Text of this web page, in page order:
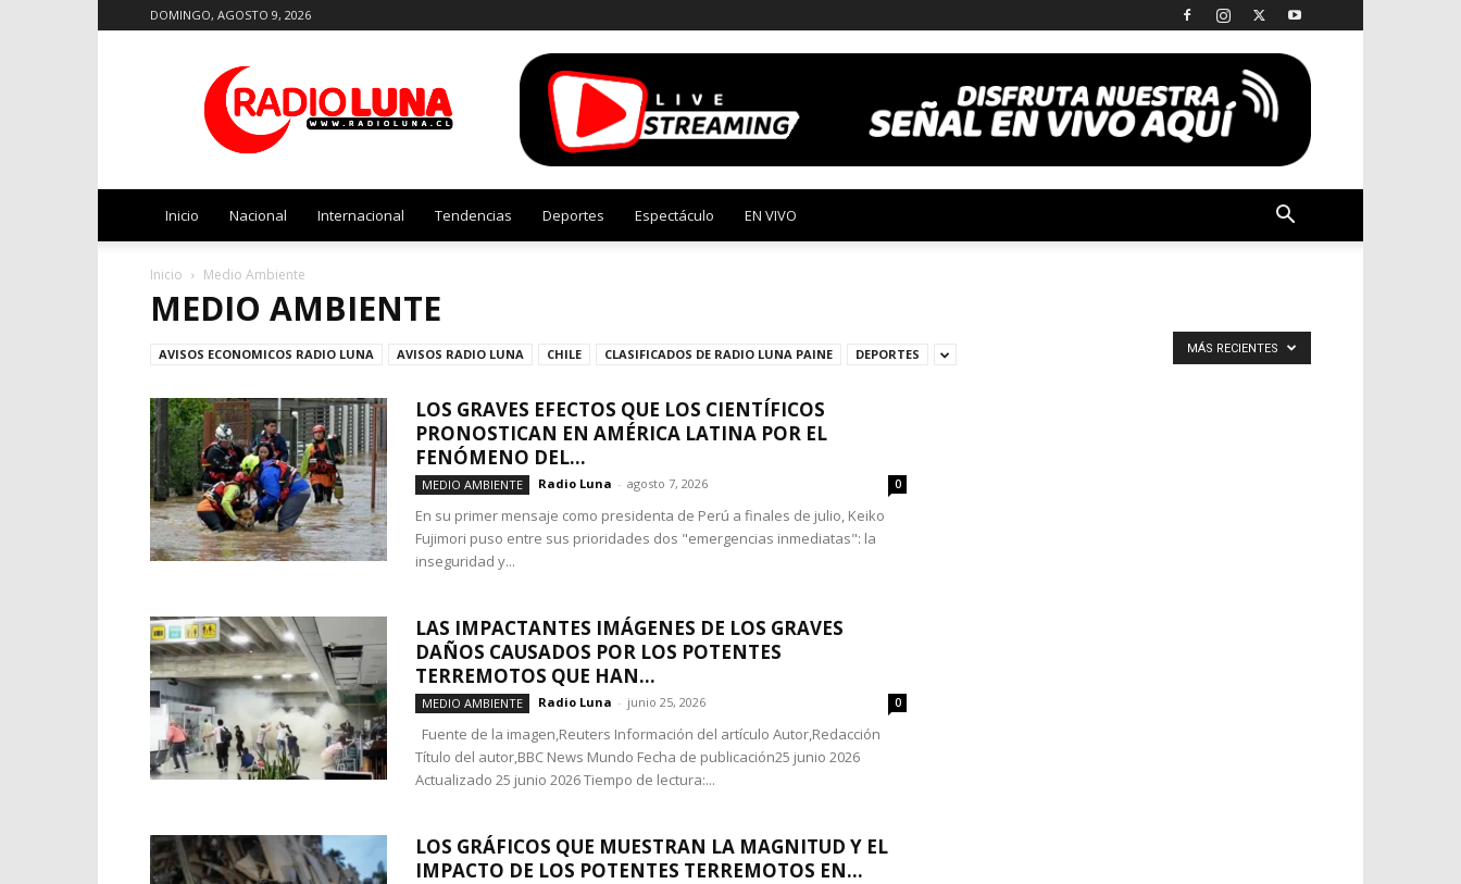
DOMINGO, AGOSTO 9, 2026
Luna
Inicio Nacional Internacional Tendencias Deportes Espectáculo EN VIVO
Inicio Medio Ambiente
MEDIO AMBIENTE
AVISOS ECONOMICOS RADIO LUNA AVISOS RADIO LUNA CHILE CLASIFICADOS DE RADIO LUNA PAINE DEPORTES MÁS RECIENTES
LOS GRAVES EFECTOS QUE LOS CIENTÍFICOS
PRONOSTICAN EN AMÉRICA LATINA POR EL
FENÓMENO DEL...
MEDIO AMBIENTE Radio Luna - agosto 7, 2026 0
En su primer mensaje como presidenta de Perú a finales de julio, Keiko
Fujimori puso entre sus prioridades dos "emergencias inmediatas": la
inseguridad y...
LAS IMPACTANTES IMÁGENES DE LOS GRAVES
DAÑOS CAUSADOS POR LOS POTENTES
TERREMOTOS QUE HAN...
MEDIO AMBIENTE Radio Luna - junio 25, 2026 0
Fuente de la imagen,Reuters Información del artículo Autor,Redacción
Título del autor,BBC News Mundo Fecha de publicación25 junio 2026
Actualizado 25 junio 2026 Tiempo de lectura:...
LOS GRÁFICOS QUE MUESTRAN LA MAGNITUD Y EL
IMPACTO DE LOS POTENTES TERREMOTOS EN...